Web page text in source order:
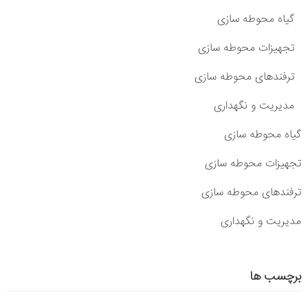
گیاه محوطه سازی
تجهیزات محوطه سازی
ترفندهای محوطه سازی
مدیریت و نگهداری
گیاه محوطه سازی
تجهیزات محوطه سازی
ترفندهای محوطه سازی
مدیریت و نگهداری
برچسب ها